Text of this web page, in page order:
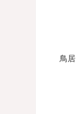
鳥居